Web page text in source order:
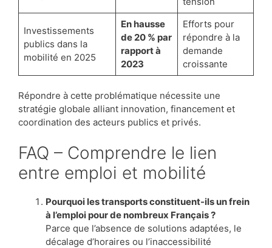
Investissements
publics dans la
mobilité en 2025
En hausse
de 20 % par
rapport à
2023
Efforts pour
répondre à la
demande
croissante
Répondre à cette problématique nécessite une
stratégie globale alliant innovation, financement et
coordination des acteurs publics et privés.
FAQ – Comprendre le lien
entre emploi et mobilité
Pourquoi les transports constituent-ils un frein
à l’emploi pour de nombreux Français ?
Parce que l’absence de solutions adaptées, le
décalage d’horaires ou l’inaccessibilité